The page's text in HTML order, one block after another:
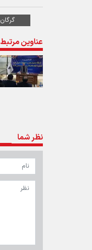
گرگان
عناوین مرتبط
نظر شما